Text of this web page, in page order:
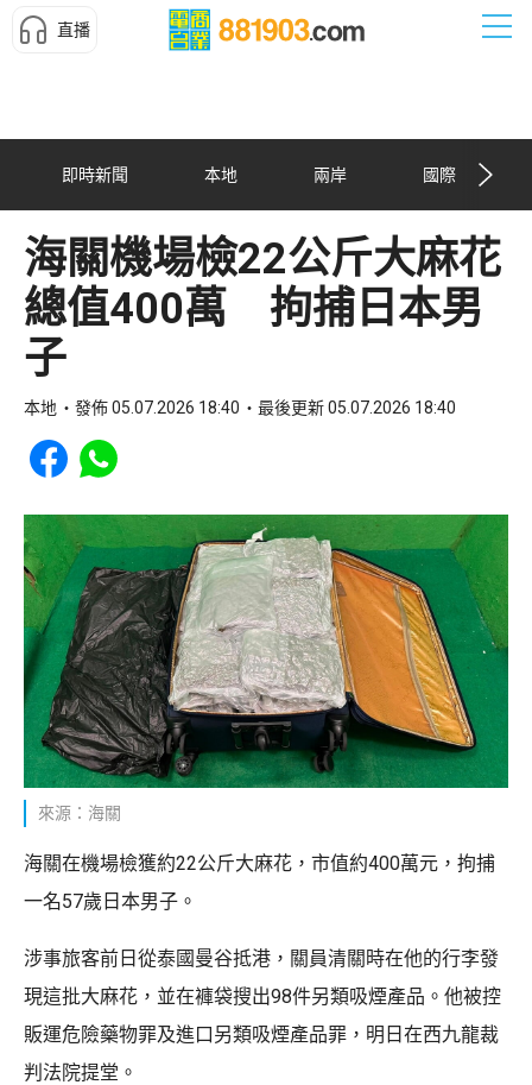
直播
即時新聞 本地 兩岸 國際
海關機場檢22公斤大麻花
總值400萬 拘捕日本男
子
本地 發佈 05.07.2026 18:40 最後更新 05.07.2026 18:40
Share to Facebook
Share to WhatsApp
來源：海關
海關在機場檢獲約22公斤大麻花，市值約400萬元，拘捕
一名57歲日本男子。
涉事旅客前日從泰國曼谷抵港，關員清關時在他的行李發
現這批大麻花，並在褲袋搜出98件另類吸煙產品。他被控
販運危險藥物罪及進口另類吸煙產品罪，明日在西九龍裁
判法院提堂。